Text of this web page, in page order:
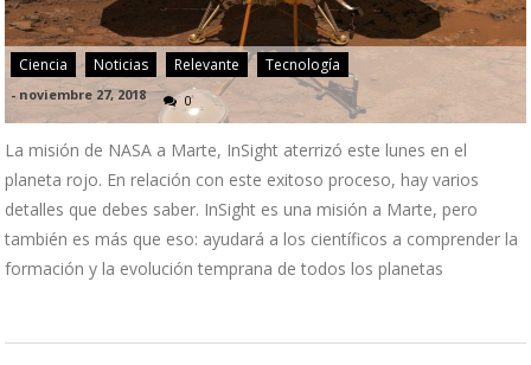
Ciencia Noticias Relevante Tecnología
- noviembre 27, 2018 0
La misión de NASA a Marte, InSight aterrizó este lunes en el
planeta rojo. En relación con este exitoso proceso, hay varios
detalles que debes saber. InSight es una misión a Marte, pero
también es más que eso: ayudará a los científicos a comprender la
formación y la evolución temprana de todos los planetas